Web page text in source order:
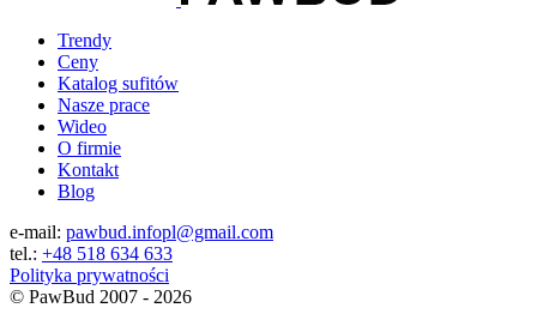
Trendy
Ceny
Katalog sufitów
Nasze prace
Wideo
O firmie
Kontakt
Blog
e-mail: pawbud.infopl@gmail.com
tel.: +48 518 634 633
Polityka prywatności
© PawBud 2007 - 2026